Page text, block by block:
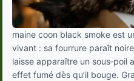
maine coon black smoke est
vivant : sa fourrure paraît
laisse apparaître un sous‑poil
effet fumé dès qu’il bouge.